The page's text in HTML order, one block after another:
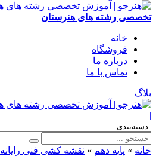
تخصصی رشته های هنرستان
خانه
فروشگاه
درباره ما
تماس با ما
بلاگ
|
خانه » پایه دهم » نقشه کشی فنی رایانه